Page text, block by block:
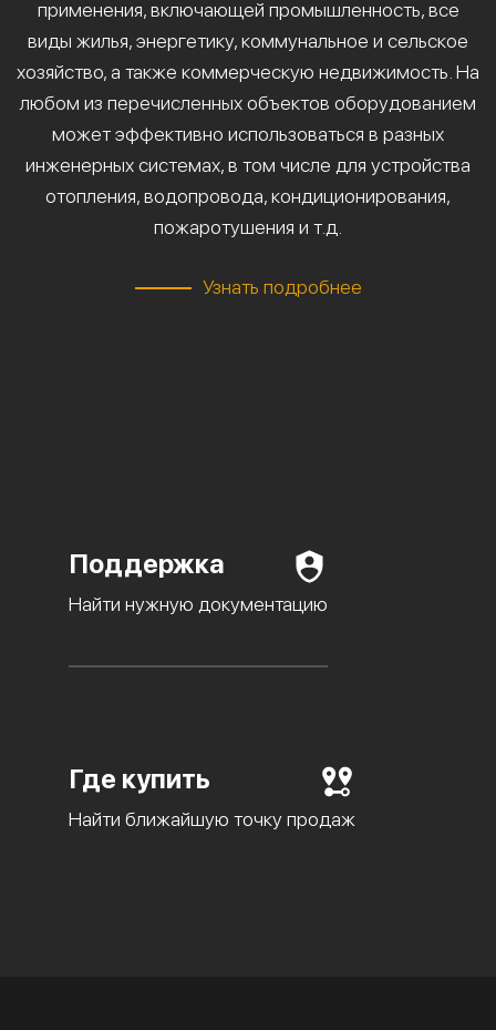
применения, включающей промышленность, все
виды жилья, энергетику, коммунальное и сельское
хозяйство, а также коммерческую недвижимость. На
любом из перечисленных объектов оборудованием
может эффективно использоваться в разных
инженерных системах, в том числе для устройства
отопления, водопровода, кондиционирования,
пожаротушения и т.д.
Узнать подробнее
Поддержка
Найти нужную документацию
Где купить
Найти ближайшую точку продаж